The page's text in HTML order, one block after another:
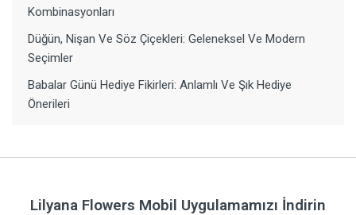
Kombinasyonları
Düğün, Nişan Ve Söz Çiçekleri: Geleneksel Ve Modern
Seçimler
Babalar Günü Hediye Fikirleri: Anlamlı Ve Şık Hediye
Önerileri
Lilyana Flowers Mobil Uygulamamızı İndirin